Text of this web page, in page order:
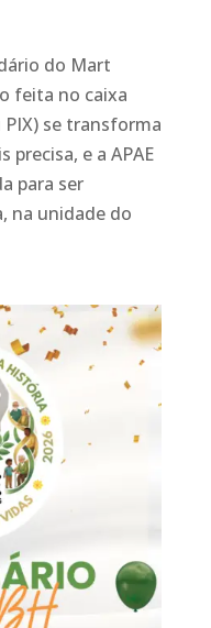
do Mart
feita no caixa
se transforma
e a APAE
para ser
na unidade do